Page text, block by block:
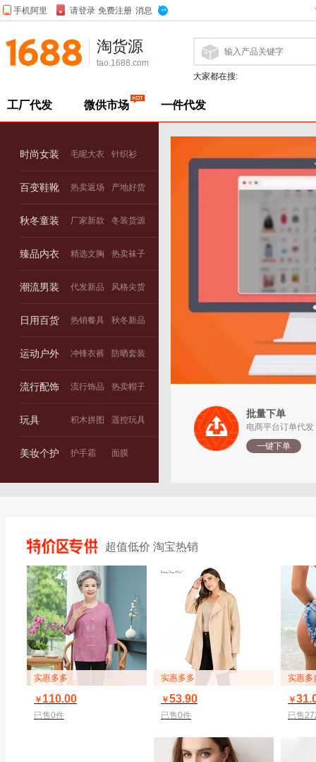
淘货源
tao.1688.com
大家都在搜:
工厂代发 微供市场 一件代发
时尚女装 毛呢大衣 针织衫
百变鞋靴 热卖返场 产地好货
秋冬童装 厂家新款 冬装货源
臻品内衣 精选文胸 热卖袜子
潮流男装 代发新品 风格尖货
日用百货 热销餐具 秋冬新品
运动户外 冲锋衣裤 防晒套装
流行配饰 流行饰品 热卖帽子
玩具 积木拼图 遥控玩具
美妆个护 护手霜 面膜
批量下单
电商平台订单代发
一键下单